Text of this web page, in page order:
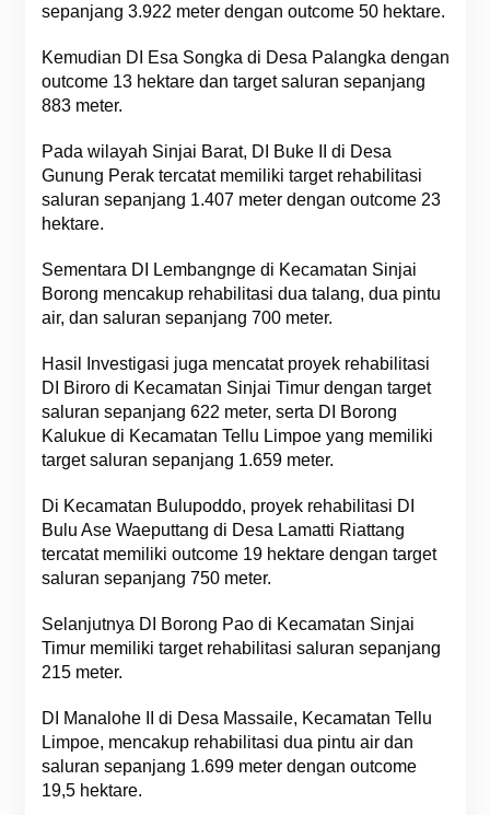
sepanjang 3.922 meter dengan outcome 50 hektare.
Kemudian DI Esa Songka di Desa Palangka dengan
outcome 13 hektare dan target saluran sepanjang
883 meter.
Pada wilayah Sinjai Barat, DI Buke II di Desa
Gunung Perak tercatat memiliki target rehabilitasi
saluran sepanjang 1.407 meter dengan outcome 23
hektare.
Sementara DI Lembangnge di Kecamatan Sinjai
Borong mencakup rehabilitasi dua talang, dua pintu
air, dan saluran sepanjang 700 meter.
Hasil Investigasi juga mencatat proyek rehabilitasi
DI Biroro di Kecamatan Sinjai Timur dengan target
saluran sepanjang 622 meter, serta DI Borong
Kalukue di Kecamatan Tellu Limpoe yang memiliki
target saluran sepanjang 1.659 meter.
Di Kecamatan Bulupoddo, proyek rehabilitasi DI
Bulu Ase Waeputtang di Desa Lamatti Riattang
tercatat memiliki outcome 19 hektare dengan target
saluran sepanjang 750 meter.
Selanjutnya DI Borong Pao di Kecamatan Sinjai
Timur memiliki target rehabilitasi saluran sepanjang
215 meter.
DI Manalohe II di Desa Massaile, Kecamatan Tellu
Limpoe, mencakup rehabilitasi dua pintu air dan
saluran sepanjang 1.699 meter dengan outcome
19,5 hektare.